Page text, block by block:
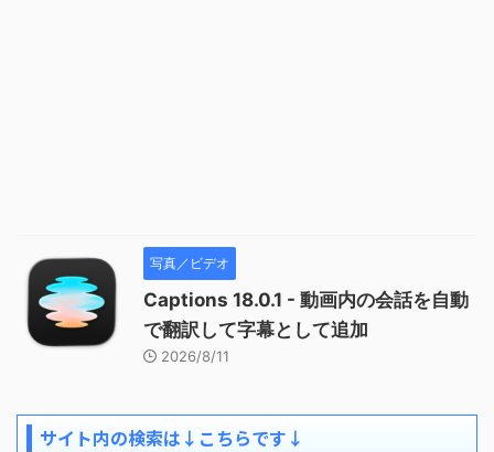
写真／ビデオ
Captions 18.0.1 - 動画内の会話を自動
で翻訳して字幕として追加
2026/8/11
サイト内の検索は↓こちらです↓